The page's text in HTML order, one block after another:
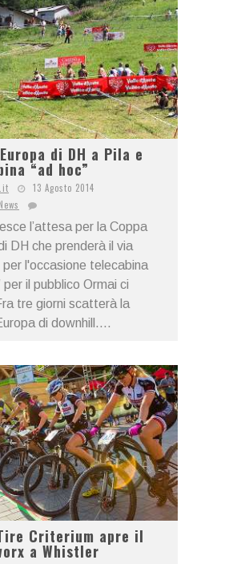
di DH a Pila e
“ad hoc”
13 Agosto 2014
l’attesa per la Coppa
DH che prenderà il via
l'occasione telecabina
per il pubblico Ormai ci
tre giorni scatterà la
di downhill....
Criterium apre il
a Whistler